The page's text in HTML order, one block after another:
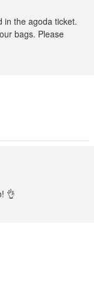
in the agoda ticket.
bags. Please
👌